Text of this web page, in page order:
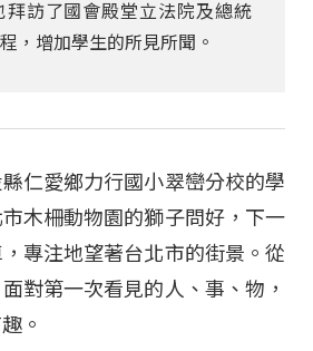
拜訪了國會殿堂立法院及總統
，增加學生的所見所聞。
仁愛鄉力行國小翠巒分校的學
木柵動物園的獅子問好，下一
專注地望著台北市的街景。從
對第一次看見的人、事、物，
。